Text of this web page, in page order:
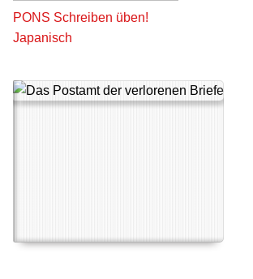
PONS Schreiben üben!
Japanisch